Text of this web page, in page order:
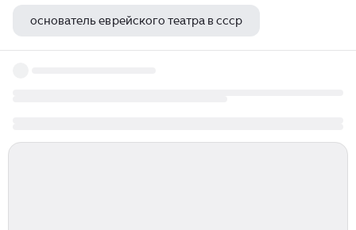
основатель еврейского театра в ссср